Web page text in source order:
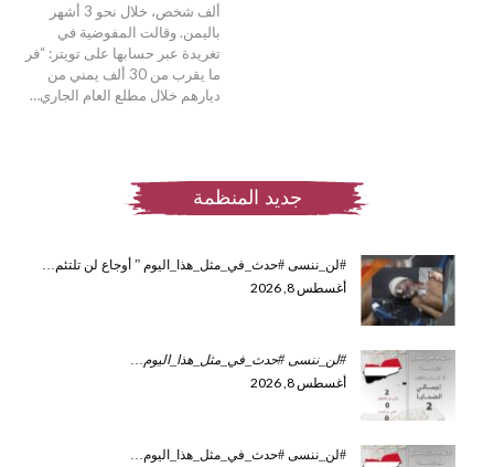
ألف شخص، خلال نحو 3 أشهر
باليمن. وقالت المفوضية في
تغريدة عبر حسابها على تويتر: “فر
ما يقرب من 30 ألف يمني من
ديارهم خلال مطلع العام الجاري…
جديد المنظمة
#لن_ننسى #حدث_في_مثل_هذا_اليوم ” أوجاع لن تلتئم…
أغسطس 8, 2026
#لن_ننسى #حدث_في_مثل_هذا_اليوم…
أغسطس 8, 2026
#لن_ننسى #حدث_في_مثل_هذا_اليوم…